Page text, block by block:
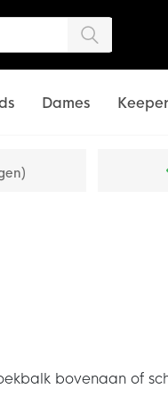
Dames
bovenaan of